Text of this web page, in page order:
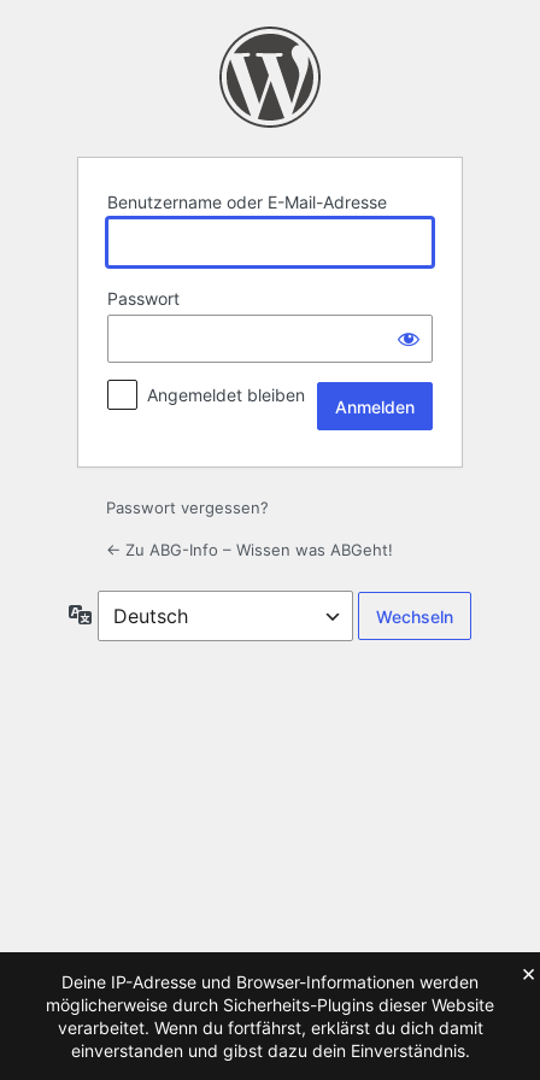
Benutzername oder E-Mail-Adresse
Passwort
Angemeldet bleiben
Passwort vergessen?
← Zu ABG-Info – Wissen was ABGeht!
Sprache
Deine IP-Adresse und Browser-Informationen werden
möglicherweise durch Sicherheits-Plugins dieser Website
verarbeitet. Wenn du fortfährst, erklärst du dich damit
einverstanden und gibst dazu dein Einverständnis.
×